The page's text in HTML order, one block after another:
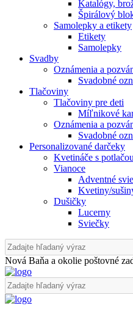
Katalógy,
Špirálový
Samolepky a etikety
Etikety
Samolepky
Svadby
Oznámenia a
Svadobné
Tlačoviny
Tlačoviny pre deti
Míľnikové
Oznámenia a
Svadobné
Personalizované darčeky
Kvetináče s potlačou
Vianoce
Adventné
Kvetiny/
Dušičky
Lucerny
Sviečky
Nová Baňa a okolie poštovné